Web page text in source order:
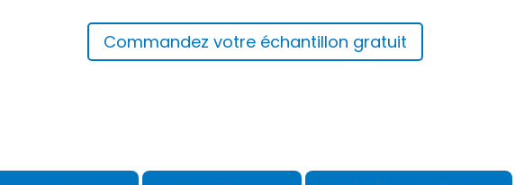
Commandez votre échantillon gratuit